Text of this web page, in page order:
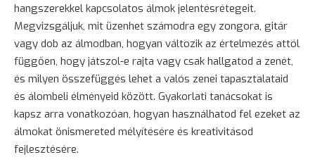
hangszerekkel kapcsolatos álmok jelentésrétegeit.
Megvizsgáljuk, mit üzenhet számodra egy zongora, gitár
vagy dob az álmodban, hogyan változik az értelmezés attól
függően, hogy játszol-e rajta vagy csak hallgatod a zenét,
és milyen összefüggés lehet a valós zenei tapasztalataid
és álombeli élményeid között. Gyakorlati tanácsokat is
kapsz arra vonatkozóan, hogyan használhatod fel ezeket az
álmokat önismereted mélyítésére és kreativitásod
fejlesztésére.